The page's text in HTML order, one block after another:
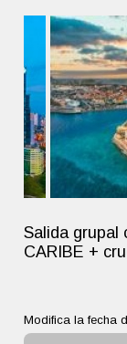
Salida grupal
CARIBE +
Modifica la fecha